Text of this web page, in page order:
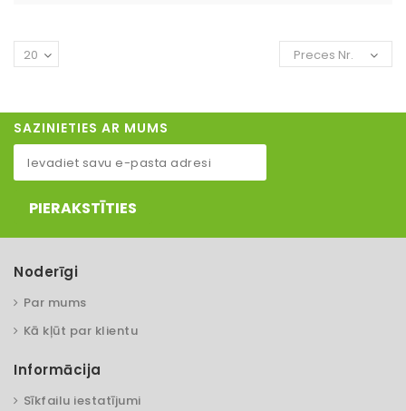
Preces Nr.
20
SAZINIETIES AR MUMS
PIERAKSTĪTIES
Noderīgi
Par mums
Kā kļūt par klientu
Informācija
Sīkfailu iestatījumi